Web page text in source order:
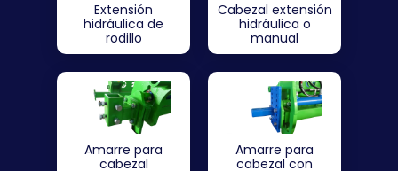
Extensión
hidráulica de
rodillo
Cabezal extensión
hidráulica o
manual
Amarre para
cabezal
Amarre para
cabezal con